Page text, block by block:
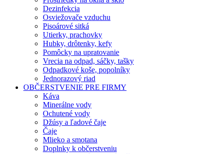
Dezinfekcia
Osviežovače vzduchu
Pisoárové sitká
Utierky, prachovky
Hubky, drôtenky, kefy
Pomôcky na upratovanie
Vrecia na odpad, sáčky, tašky
Odpadkové koše, popolníky
Jednorazový riad
OBČERSTVENIE PRE FIRMY
Káva
Minerálne vody
Ochutené vody
Džúsy a ľadové čaje
Čaje
Mlieko a smotana
Doplnky k občerstveniu